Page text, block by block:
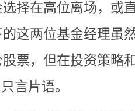
择在高位离场，或
这两位基金经理虽
票，但在投资策略
言片语。